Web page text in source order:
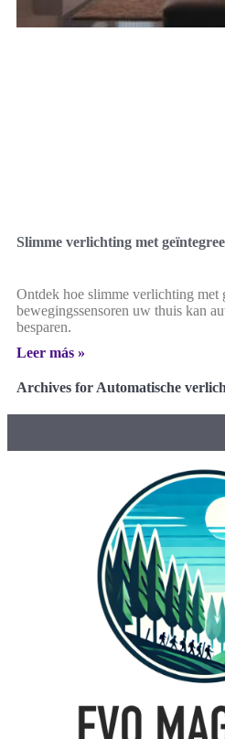
Slimme verlichting met
Ontdek hoe slimme verlichting met
bewegingssensoren uw thuis kan
besparen.
Leer más »
Archives for Automatische